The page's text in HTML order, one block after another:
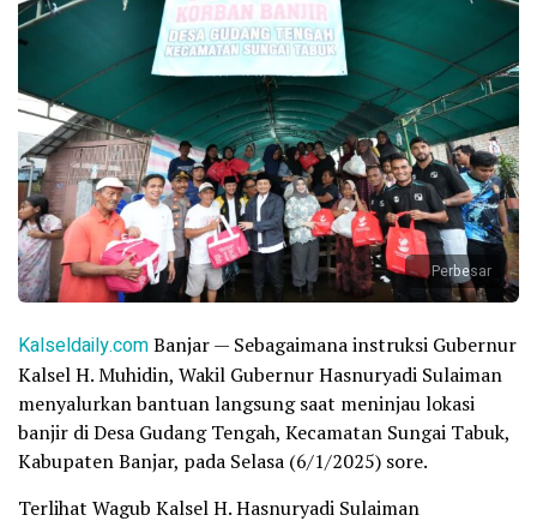
Perbesar
Kalseldaily.comBanjar — Sebagaimana instruksi Gubernur
Kalsel H. Muhidin, Wakil Gubernur Hasnuryadi Sulaiman
menyalurkan bantuan langsung saat meninjau lokasi
banjir di Desa Gudang Tengah, Kecamatan Sungai Tabuk,
Kabupaten Banjar, pada Selasa (6/1/2025) sore.
Terlihat Wagub Kalsel H. Hasnuryadi Sulaiman